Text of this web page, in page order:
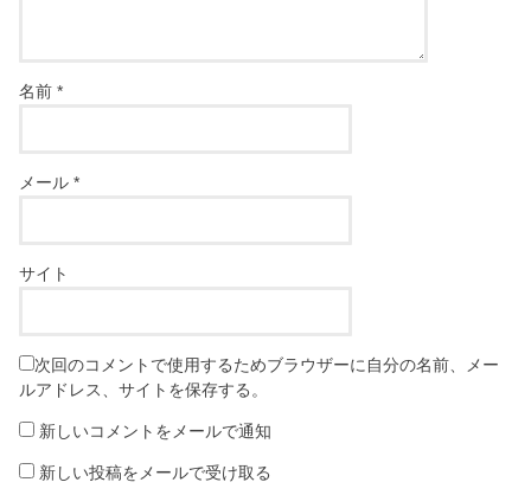
名前*
メール*
サイト
次回のコメントで使用するためブラウザーに自分の名前、メー
ルアドレス、サイトを保存する。
新しいコメントをメールで通知
新しい投稿をメールで受け取る